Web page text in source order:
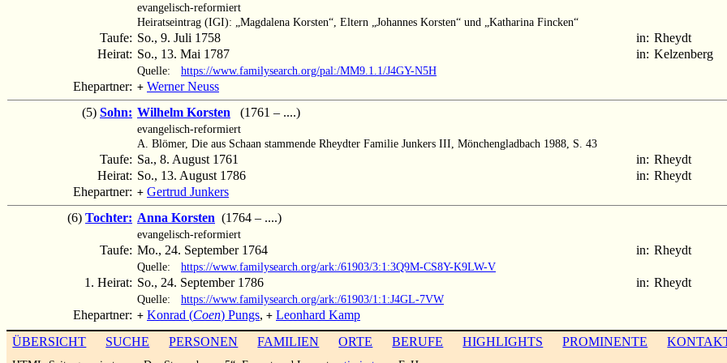
evangelisch-reformiert
Heiratseintrag (IGI): „Magdalena Korsten“, Eltern „Johannes Korsten“ und „Katharina Fincken“
Taufe: So., 9. Juli 1758 in: Rheydt
Heirat: So., 13. Mai 1787 in: Kelzenberg
Quelle: https://www.familysearch.org/pal:/MM9.1.1/J4GY-N5H
Ehepartner: + Werner Neuss
(5) Sohn: Wilhelm Korsten (1761 – ....)
evangelisch-reformiert
A. Blömer, Die aus Schaan stammende Rheydter Familie Junkers III, Mönchengladbach 1988, S. 43
Taufe: Sa., 8. August 1761 in: Rheydt
Heirat: So., 13. August 1786 in: Rheydt
Ehepartner: + Gertrud Junkers
(6) Tochter: Anna Korsten (1764 – ....)
evangelisch-reformiert
Taufe: Mo., 24. September 1764 in: Rheydt
Quelle: https://www.familysearch.org/ark:/61903/3:1:3Q9M-CS8Y-K9LW-V
1. Heirat: So., 24. September 1786 in: Rheydt
Quelle: https://www.familysearch.org/ark:/61903/1:1:J4GL-7VW
Ehepartner: + Konrad (Coen) Pungs, + Leonhard Kamp
ÜBERSICHT
SUCHE PERSONEN FAMILIEN ORTE BERUFE HIGHLIGHTS PROMINENTE